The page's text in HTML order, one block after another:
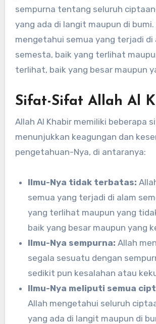
sempurna tentang seluruh
yang ada di langit maupun di bumi.
mengetahui semua yang terjadi di
semesta, baik yang terlihat
terlihat, baik yang besar maupun
Sifat-Sifat Allah Al
Allah Al Khabir memiliki beberapa
menunjukkan keagungan dan
pengetahuan-Nya, di antaranya:
Ilmu-Nya tidak terbatas:
semua yang terjadi di alam
yang terlihat maupun yang
baik yang besar maupun yang
Ilmu-Nya sempurna: Allah
segala sesuatu dengan
sedikit pun kesalahan atau
Ilmu-Nya meliputi semua
Allah mengetahui seluruh
yang ada di langit maupun di